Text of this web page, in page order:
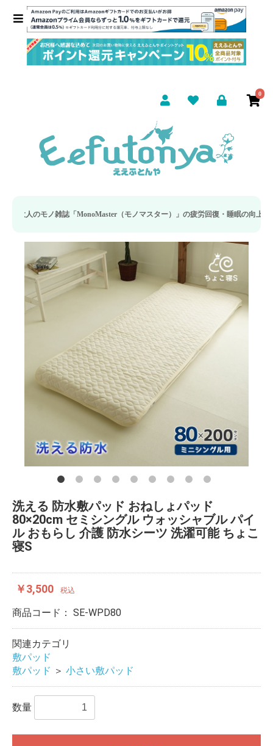
0
（モノマスター）」の疲労回復・睡眠の向上特集に当社のリカバリー枕カバ
洗える 防水敷パッド おねしょパッド
80×20cm セミシングル ウォッシャブル パイ
ル おもらし 介護 防水シーツ 洗濯可能 ちょこ
寝S
￥3,500 税込
商品コード： SE-WPD80
関連カテゴリ
敷パッド
敷パッド ＞ 小さい敷パッド
数量